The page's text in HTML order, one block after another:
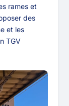
rames et
des
et les
TGV